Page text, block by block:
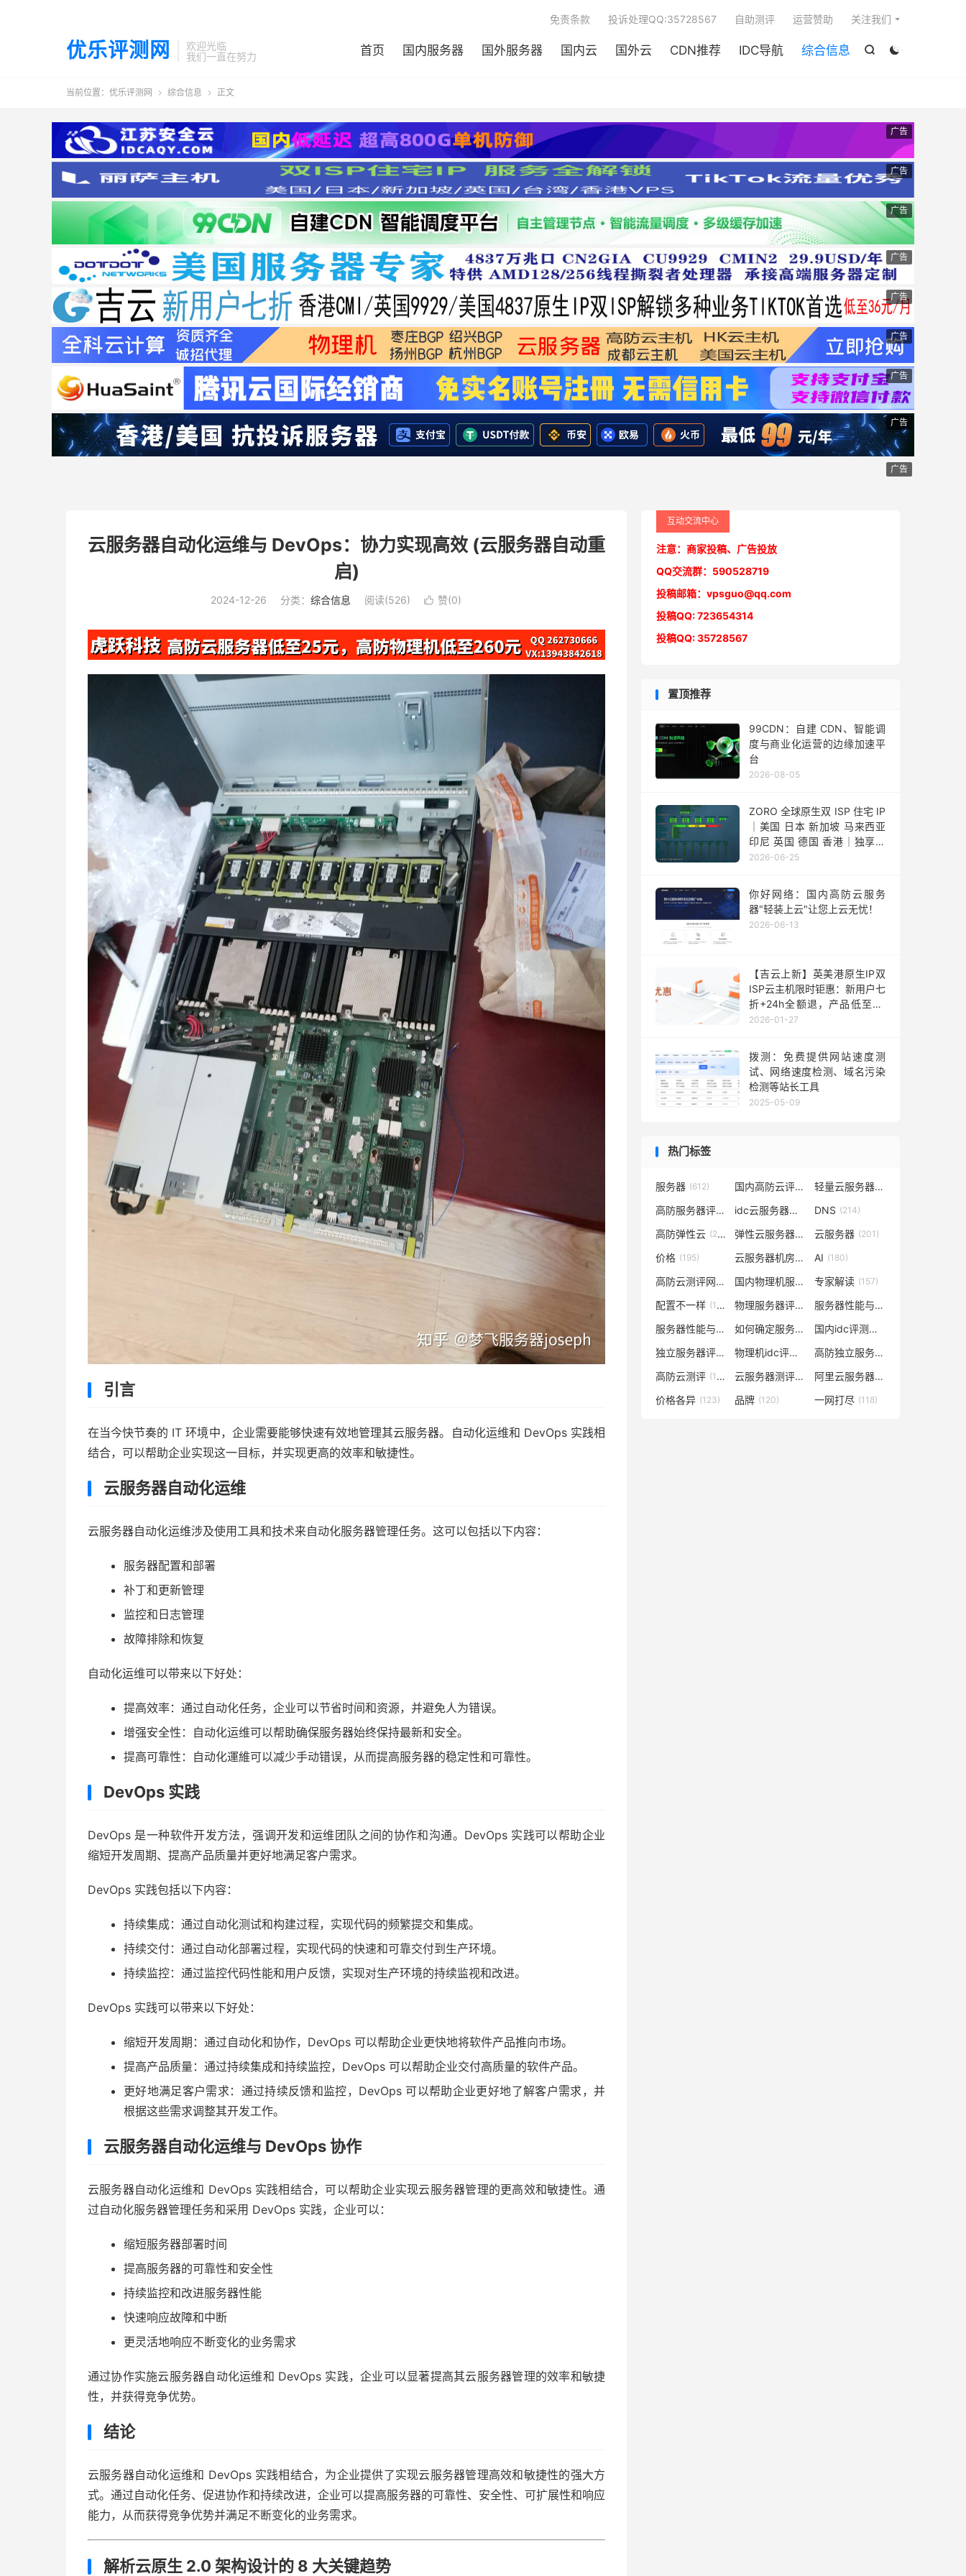
优乐评测网
欢迎光临
我们一直在努力


首页 国内服务器 国外服务器 国内云 国外云 CDN推荐 IDC导航 综合信息
免责条款 投诉处理QQ:35728567 自助测评 运营赞助 关注我们
当前位置： 优乐评测网  综合信息  正文
广告
广告
广告
广告
广告
广告
广告
广告
广告
云服务器自动化运维与 DevOps：协力实现高效 (云服务器自动重
启)
2024-12-26 分类： 综合信息 阅读(526)  赞(0)
引言
在当今快节奏的 IT 环境中，企业需要能够快速有效地管理其云服务器。自动化运维和 DevOps 实践相
结合，可以帮助企业实现这一目标，并实现更高的效率和敏捷性。
云服务器自动化运维
云服务器自动化运维涉及使用工具和技术来自动化服务器管理任务。这可以包括以下内容：
服务器配置和部署
补丁和更新管理
监控和日志管理
故障排除和恢复
自动化运维可以带来以下好处：
提高效率：通过自动化任务，企业可以节省时间和资源，并避免人为错误。
增强安全性：自动化运维可以帮助确保服务器始终保持最新和安全。
提高可靠性：自动化運維可以减少手动错误，从而提高服务器的稳定性和可靠性。
DevOps 实践
DevOps 是一种软件开发方法，强调开发和运维团队之间的协作和沟通。DevOps 实践可以帮助企业
缩短开发周期、提高产品质量并更好地满足客户需求。
DevOps 实践包括以下内容：
持续集成：通过自动化测试和构建过程，实现代码的频繁提交和集成。
持续交付：通过自动化部署过程，实现代码的快速和可靠交付到生产环境。
持续监控：通过监控代码性能和用户反馈，实现对生产环境的持续监视和改进。
DevOps 实践可以带来以下好处：
缩短开发周期：通过自动化和协作，DevOps 可以帮助企业更快地将软件产品推向市场。
提高产品质量：通过持续集成和持续监控，DevOps 可以帮助企业交付高质量的软件产品。
更好地满足客户需求：通过持续反馈和监控，DevOps 可以帮助企业更好地了解客户需求，并
根据这些需求调整其开发工作。
云服务器自动化运维与 DevOps 协作
云服务器自动化运维和 DevOps 实践相结合，可以帮助企业实现云服务器管理的更高效和敏捷性。通
过自动化服务器管理任务和采用 DevOps 实践，企业可以：
缩短服务器部署时间
提高服务器的可靠性和安全性
持续监控和改进服务器性能
快速响应故障和中断
更灵活地响应不断变化的业务需求
通过协作实施云服务器自动化运维和 DevOps 实践，企业可以显著提高其云服务器管理的效率和敏捷
性，并获得竞争优势。
结论
云服务器自动化运维和 DevOps 实践相结合，为企业提供了实现云服务器管理高效和敏捷性的强大方
式。通过自动化任务、促进协作和持续改进，企业可以提高服务器的可靠性、安全性、可扩展性和响应
能力，从而获得竞争优势并满足不断变化的业务需求。
解析云原生 2.0 架构设计的 8 大关键趋势
互动交流中心
注意：商家投稿、广告投放
QQ交流群：590528719
投稿邮箱：vpsguo@qq.com
投稿QQ: 723654314
投稿QQ: 35728567
置顶推荐
99CDN：自建 CDN、智能调
度与商业化运营的边缘加速平
台
2026-08-05
ZORO 全球原生双 ISP 住宅 IP
｜美国 日本 新加坡 马来西亚
印尼 英国 德国 香港｜独享静
态 IPv4
2026-06-25
你好网络：国内高防云服务
器"轻装上云"让您上云无忧！
2026-06-13
【吉云上新】英美港原生IP双
ISP云主机限时钜惠：新用户七
折+24h全额退，产品低至36
元每月，TikTok业务秒部署！
2026-01-27
拨测：免费提供网站速度测
试、网络速度检测、域名污染
检测等站长工具
2025-05-09
热门标签
服务器 (612) 国内高防云评测 (302) 轻量云服务器(262)
高防服务器评测 (232) idc云服务器评测 (223)
DNS (214)
高防弹性云 (210) 弹性云服务器评测 (209)
云服务器 (201)
价格 (195) 云服务器机房评测 (185)
AI (180)
高防云测评网(169) 国内物理机服务器测评 (165)
专家解读 (157)
配置不一样 (148) 物理服务器评测 (148) 服务器性能与价格对比
服务器性能与什么有关 (138) 如何确定服务器数量及配置 (129)
国内idc评测云服务器
独立服务器评测 (128) 物理机idc评测网 (128) 高防独立服务器评测
高防云测评 (128) 云服务器测评网 (127) 阿里云服务器多少钱一年
价格各异 (123) 品牌 (120) 一网打尽 (118)